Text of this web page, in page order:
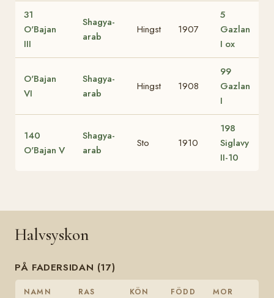
31
O'Bajan
III
Shagya-
arab
Hingst 1907
5
Gazlan
I ox
O'Bajan
VI
Shagya-
arab
Hingst 1908
99
Gazlan
I
140
O'Bajan V
Shagya-
arab
Sto 1910
198
Siglavy
II-10
Halvsyskon
PÅ FADERSIDAN (17)
NAMN RAS KÖN FÖDD MOR